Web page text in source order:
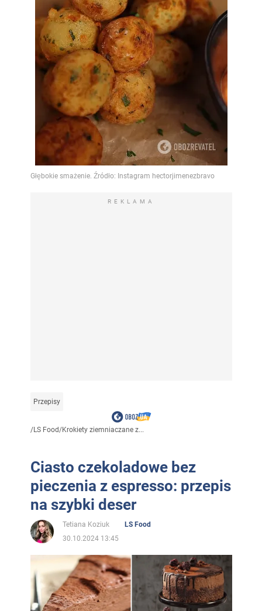
REKLAMA
Przepisy
/LS Food/Krokiety ziemniaczane z...
Ciasto czekoladowe bez
pieczenia z espresso: przepis
na szybki deser
Tetiana Koziuk
LS Food
30.10.2024 13:45